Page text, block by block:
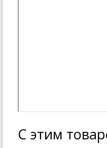
С этим